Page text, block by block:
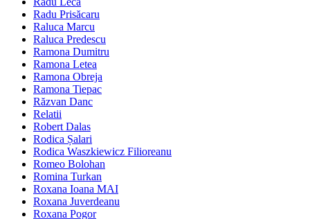
Radu Prisăcaru
Raluca Marcu
Raluca Predescu
Ramona Dumitru
Ramona Letea
Ramona Obreja
Ramona Tiepac
Răzvan Danc
Relatii
Robert Dalas
Rodica Șalari
Rodica Waszkiewicz Filioreanu
Romeo Bolohan
Romina Turkan
Roxana Ioana MAI
Roxana Juverdeanu
Roxana Pogor